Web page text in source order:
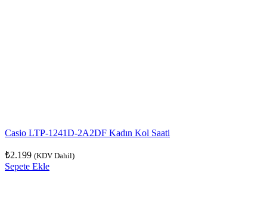
Casio LTP-1241D-2A2DF Kadın Kol Saati
₺2.199 (KDV Dahil)
Sepete Ekle